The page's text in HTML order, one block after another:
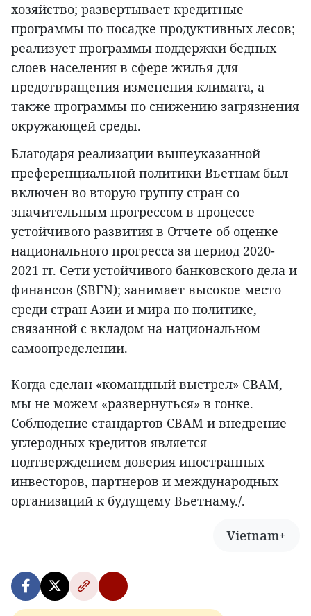
хозяйство; развертывает кредитные
программы по посадке продуктивных лесов;
реализует программы поддержки бедных
слоев населения в сфере жилья для
предотвращения изменения климата, а
также программы по снижению загрязнения
окружающей среды.
Благодаря реализации вышеуказанной
преференциальной политики Вьетнам был
включен во вторую группу стран со
значительным прогрессом в процессе
устойчивого развития в Отчете об оценке
национального прогресса за период 2020-
2021 гг. Сети устойчивого банковского дела и
финансов (SBFN); занимает высокое место
среди стран Азии и мира по политике,
связанной с вкладом на национальном
самоопределении.
Когда сделан «командный выстрел» CBAM,
мы не можем «развернуться» в гонке.
Соблюдение стандартов CBAM и внедрение
углеродных кредитов является
подтверждением доверия иностранных
инвесторов, партнеров и международных
организаций к будущему Вьетнаму./.
Vietnam+